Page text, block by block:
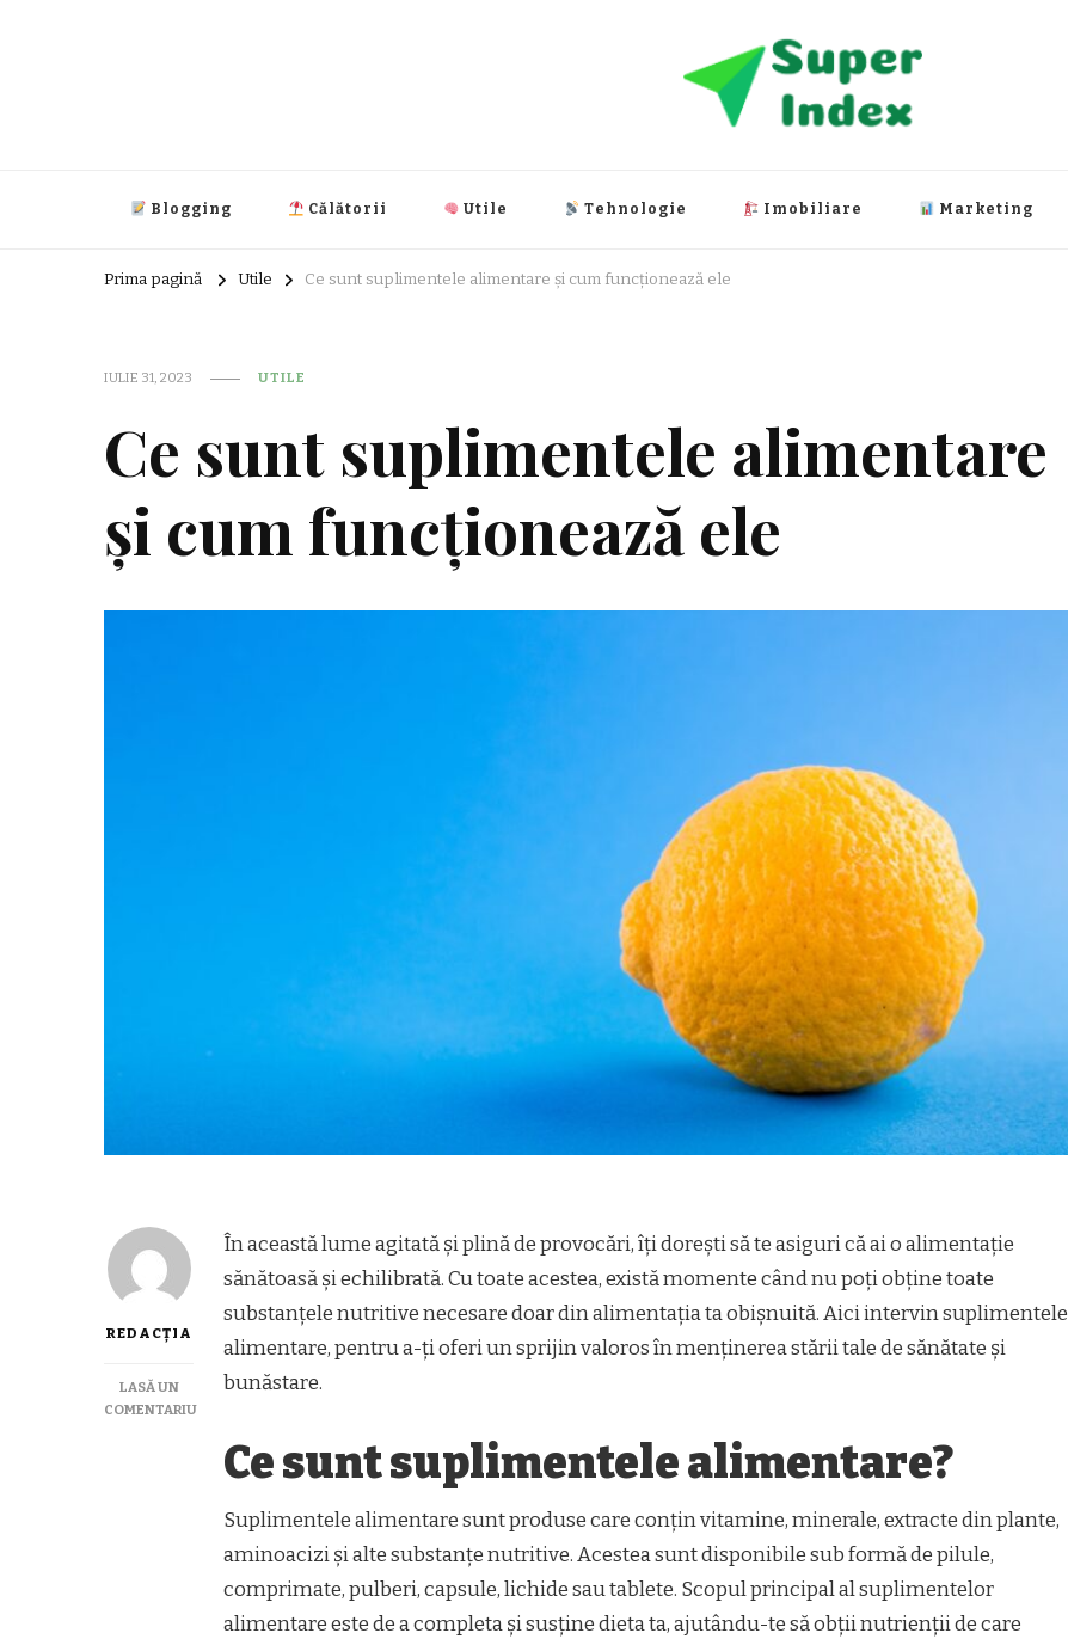
Blogging Călătorii Utile Tehnologie Imobiliare Marketing
Prima pagină Utile Ce sunt suplimentele alimentare și cum funcționează ele
IULIE 31, 2023 UTILE
Ce sunt suplimentele alimentare
și cum funcționează ele
REDACȚIA
LASĂ UN
COMENTARIU
ALIMENTARE
FUNCȚIONEAZĂ
În această lume agitată și plină de provocări, îți dorești să te asiguri că ai o alimentație
sănătoasă și echilibrată. Cu toate acestea, există momente când nu poți obține toate
substanțele nutritive necesare doar din alimentația ta obișnuită. Aici intervin suplimentele
alimentare, pentru a-ți oferi un sprijin valoros în menținerea stării tale de sănătate și
bunăstare.
Ce sunt suplimentele alimentare?
Suplimentele alimentare sunt produse care conțin vitamine, minerale, extracte din plante,
aminoacizi și alte substanțe nutritive. Acestea sunt disponibile sub formă de pilule,
comprimate, pulberi, capsule, lichide sau tablete. Scopul principal al suplimentelor
alimentare este de a completa și susține dieta ta, ajutându-te să obții nutrienții de care